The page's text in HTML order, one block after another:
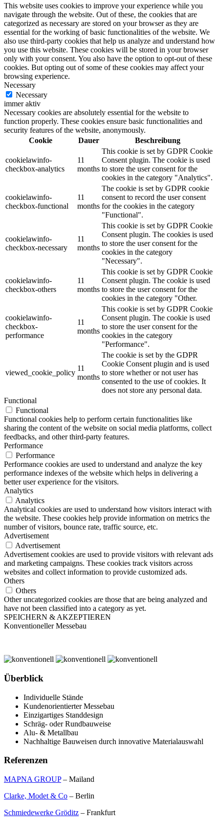
This website uses cookies to improve your experience while you
navigate through the website. Out of these, the cookies that are
categorized as necessary are stored on your browser as they are
essential for the working of basic functionalities of the website. We
also use third-party cookies that help us analyze and understand how
you use this website. These cookies will be stored in your browser
only with your consent. You also have the option to opt-out of these
cookies. But opting out of some of these cookies may affect your
browsing experience.
Necessary
Necessary
immer aktiv
Necessary cookies are absolutely essential for the website to
function properly. These cookies ensure basic functionalities and
security features of the website, anonymously.
Cookie
Dauer Beschreibung
cookielawinfo-
checkbox-analytics
11
months
This cookie is set by GDPR Cookie
Consent plugin. The cookie is used
to store the user consent for the
cookies in the category "Analytics".
cookielawinfo-
checkbox-functional
11
months
The cookie is set by GDPR cookie
consent to record the user consent
for the cookies in the category
"Functional".
cookielawinfo-
checkbox-necessary
11
months
This cookie is set by GDPR Cookie
Consent plugin. The cookies is used
to store the user consent for the
cookies in the category
"Necessary".
cookielawinfo-
checkbox-others
11
months
This cookie is set by GDPR Cookie
Consent plugin. The cookie is used
to store the user consent for the
cookies in the category "Other.
cookielawinfo-
checkbox-
performance
11
months
This cookie is set by GDPR Cookie
Consent plugin. The cookie is used
to store the user consent for the
cookies in the category
"Performance".
viewed_cookie_policy
11
months
The cookie is set by the GDPR
Cookie Consent plugin and is used
to store whether or not user has
consented to the use of cookies. It
does not store any personal data.
Functional
Functional
Functional cookies help to perform certain functionalities like
sharing the content of the website on social media platforms, collect
feedbacks, and other third-party features.
Performance
Performance
Performance cookies are used to understand and analyze the key
performance indexes of the website which helps in delivering a
better user experience for the visitors.
Analytics
Analytics
Analytical cookies are used to understand how visitors interact with
the website. These cookies help provide information on metrics the
number of visitors, bounce rate, traffic source, etc.
Advertisement
Advertisement
Advertisement cookies are used to provide visitors with relevant ads
and marketing campaigns. These cookies track visitors across
websites and collect information to provide customized ads.
Others
Others
Other uncategorized cookies are those that are being analyzed and
have not been classified into a category as yet.
SPEICHERN & AKZEPTIEREN
Konventioneller Messebau
Überblick
Individuelle Stände
Kundenorientierter Messebau
Einzigartiges Standdesign
Schräg- oder Rundbauweise
Alu- & Metallbau
Nachhaltige Bauweisen durch innovative Materialauswahl
Referenzen
MAPNA GROUP– Mailand
Clarke, Modet & Co – Berlin
Schmiedewerke Gröditz – Frankfurt